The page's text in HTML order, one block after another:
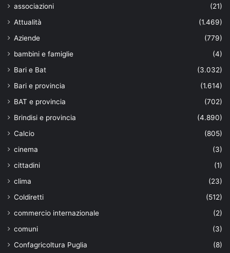
associazioni
(21)
Attualità
(1.469)
Aziende
(779)
bambini e famiglie
(4)
Bari e Bat
(3.032)
Bari e provincia
(1.614)
BAT e provincia
(702)
Brindisi e provincia
(4.890)
Calcio
(805)
cinema
(3)
cittadini
(1)
clima
(23)
Coldiretti
(512)
commercio internazionale
(2)
comuni
(3)
Confagricoltura Puglia
(8)